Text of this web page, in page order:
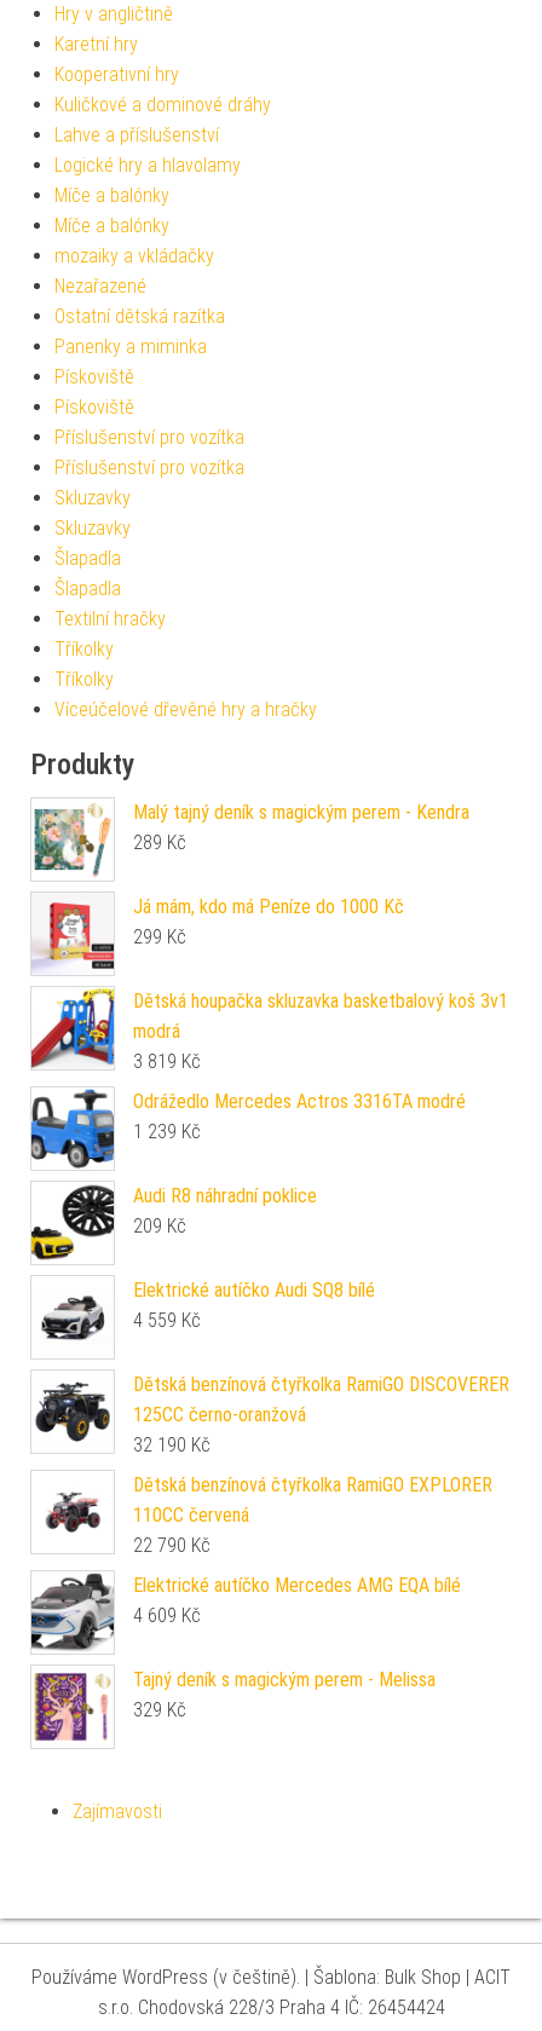
Hry v angličtině
Karetní hry
Kooperativní hry
Kuličkové a dominové dráhy
Lahve a příslušenství
Logické hry a hlavolamy
Míče a balónky
Míče a balónky
mozaiky a vkládačky
Nezařazené
Ostatní dětská razítka
Panenky a miminka
Pískoviště
Pískoviště
Příslušenství pro vozítka
Příslušenství pro vozítka
Skluzavky
Skluzavky
Šlapadla
Šlapadla
Textilní hračky
Tříkolky
Tříkolky
Víceúčelové dřevěné hry a hračky
Produkty
Malý tajný deník s magickým perem - Kendra
289 Kč
Já mám, kdo má Peníze do 1000 Kč
299 Kč
Dětská houpačka skluzavka basketbalový koš 3v1
modrá
3 819 Kč
Odrážedlo Mercedes Actros 3316TA modré
1 239 Kč
Audi R8 náhradní poklice
209 Kč
Elektrické autíčko Audi SQ8 bílé
4 559 Kč
Dětská benzínová čtyřkolka RamiGO DISCOVERER
125CC černo-oranžová
32 190 Kč
Dětská benzínová čtyřkolka RamiGO EXPLORER
110CC červená
22 790 Kč
Elektrické autíčko Mercedes AMG EQA bílé
4 609 Kč
Tajný deník s magickým perem - Melissa
329 Kč
Zajímavosti
Používáme WordPress (v češtině). | Šablona: Bulk Shop | ACIT
s.r.o. Chodovská 228/3 Praha 4 IČ: 26454424